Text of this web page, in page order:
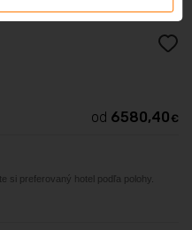
od 6580,40 €
si preferovaný hotel podľa polohy.